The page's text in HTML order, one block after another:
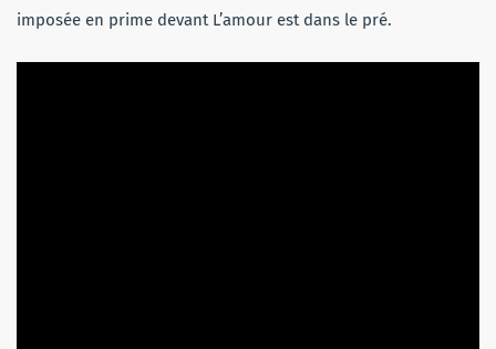
imposée en prime devant L’amour est dans le pré.